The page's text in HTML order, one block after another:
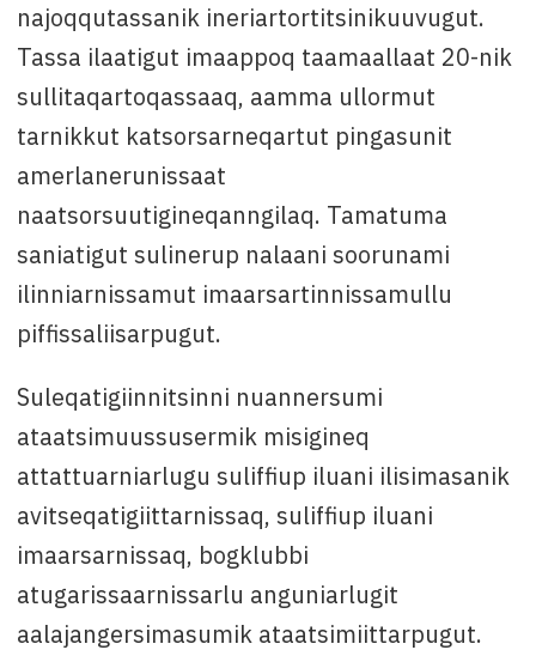
najoqqutassanik ineriartortitsinikuuvugut.
Tassa ilaatigut imaappoq taamaallaat 20-nik
sullitaqartoqassaaq, aamma ullormut
tarnikkut katsorsarneqartut pingasunit
amerlanerunissaat
naatsorsuutigineqanngilaq. Tamatuma
saniatigut sulinerup nalaani soorunami
ilinniarnissamut imaarsartinnissamullu
piffissaliisarpugut.
Suleqatigiinnitsinni nuannersumi
ataatsimuussusermik misigineq
attattuarniarlugu suliffiup iluani ilisimasanik
avitseqatigiittarnissaq, suliffiup iluani
imaarsarnissaq, bogklubbi
atugarissaarnissarlu anguniarlugit
aalajangersimasumik ataatsimiittarpugut.